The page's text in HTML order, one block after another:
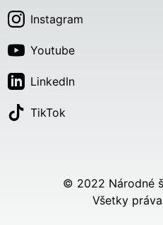
Instagram
Youtube
LinkedIn
TikTok
© 2022 Národné
Všetky